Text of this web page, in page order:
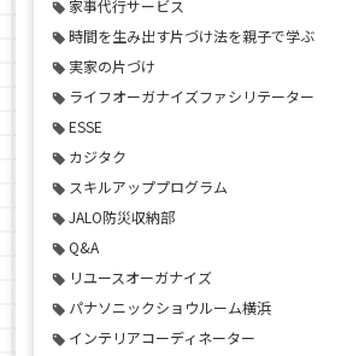
家事代行サービス
時間を生み出す片づけ法を親子で学ぶ
実家の片づけ
ライフオーガナイズファシリテーター
ESSE
カジタク
スキルアッププログラム
JALO防災収納部
Q&A
リユースオーガナイズ
パナソニックショウルーム横浜
インテリアコーディネーター